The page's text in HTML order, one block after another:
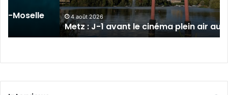
Moselle
plein
air
au
Plan
4 août 2026
Metz : J-1 avant le cinéma plein air au